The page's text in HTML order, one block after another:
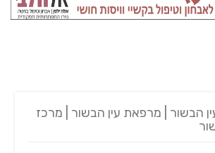
הבשור | מרפאת עין הבשור | מרכז